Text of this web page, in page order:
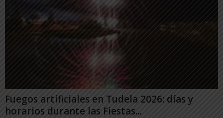
Fuegos artificiales en Tudela 2026: días y
horarios durante las Fiestas...